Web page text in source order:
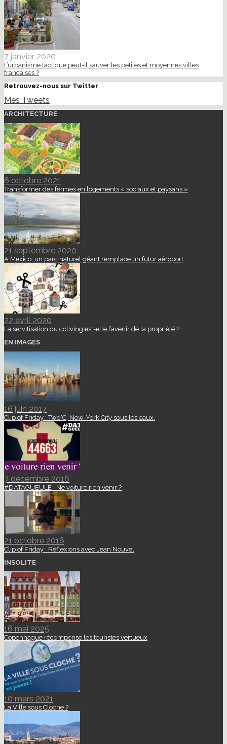
7 janvier 2020
L’urbanisme tactique peut-il sauver les petites et moyennes villes
françaises ?
Retrouvez-nous sur Twitter
Mes Tweets
ARCHITECTURE
6 octobre 2021
Transformer des fermes en logements « sociaux et paysans »
21 septembre 2020
A Mexico, un parc naturel géant remplace un futur aéroport
22 avril 2020
La servitisation du coliving est-elle l’avenir de la propriété ?
EN IMAGES
16 juin 2017
Clip of Friday : Two°C, New-York City sous les eaux.
7 décembre 2016
#DATAGUEULE : Ne voiture rien venir ?
21 octobre 2016
Clip of Friday : Réflexions avec Jean Nouvel
INSOLITE
16 mai 2025
Copenhague récompense les touristes vertueux
10 mars 2021
La Ville sous Cloche ?